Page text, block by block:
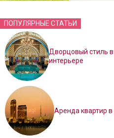
ПОПУЛЯРНЫЕ СТАТЬИ
Дворцовый стиль в
интерьере
Аренда квартир